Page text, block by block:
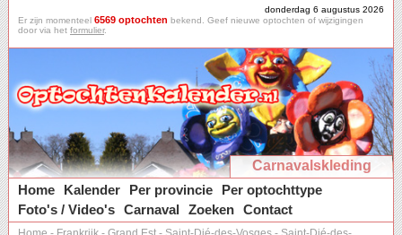
donderdag 6 augustus 2026
Er zijn momenteel 6569 optochten bekend. Geef nieuwe optochten of wijzigingen
door via het formulier.
Carnavalskleding
Home
Kalender Per provincie
Per optochttype
Foto's / Video's Carnaval Zoeken Contact